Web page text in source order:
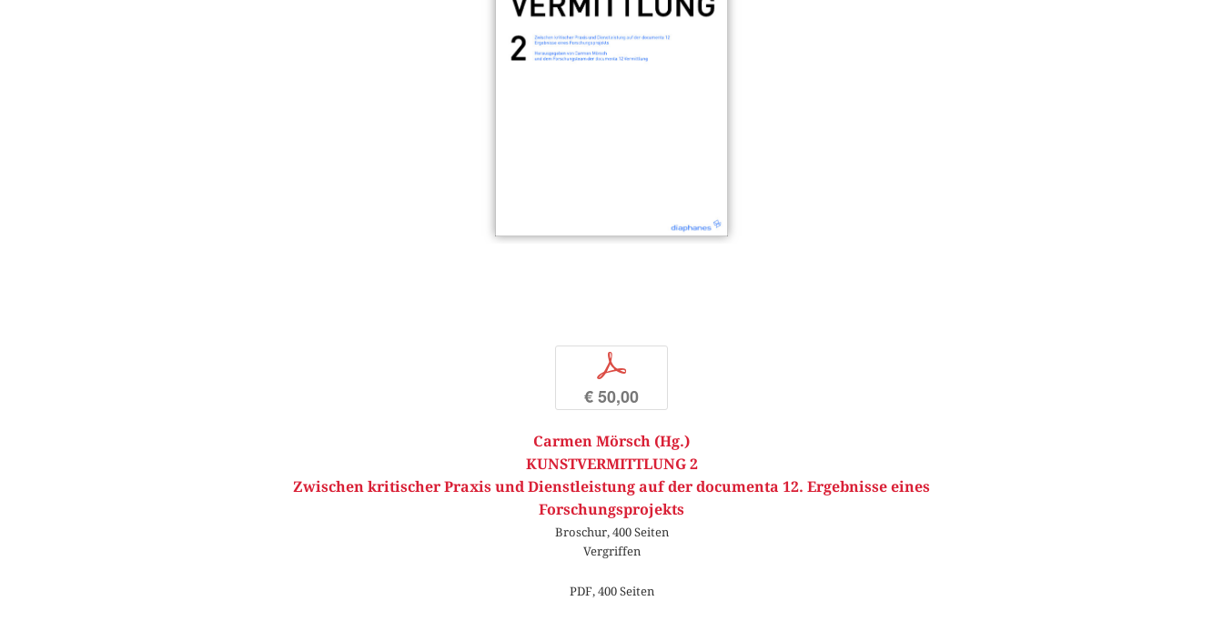
p
€ 50,00
Carmen Mörsch (Hg.)
KUNSTVERMITTLUNG 2
Zwischen kritischer Praxis und Dienstleistung auf der documenta 12. Ergebnisse eines
Forschungsprojekts
Broschur, 400 Seiten
Vergriffen
PDF, 400 Seiten